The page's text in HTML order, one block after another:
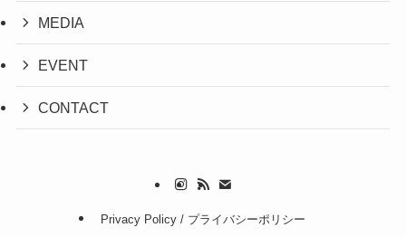
MEDIA
EVENT
CONTACT
Privacy Policy / プライバシーポリシー